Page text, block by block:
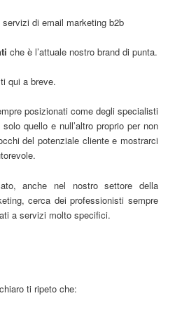
servizi di email marketing b2b
che è l’attuale nostro brand di punta.
qui a breve.
posizionati come degli specialisti
quello e null’altro proprio per non
del potenziale cliente e mostrarci
anche nel nostro settore della
cerca dei professionisti sempre
a servizi molto specifici.
ti ripeto che: